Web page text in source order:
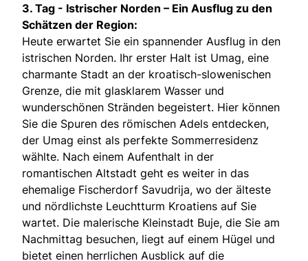
3. Tag - Istrischer Norden – Ein Ausflug zu den
Schätzen der Region:
Heute erwartet Sie ein spannender Ausflug in den
istrischen Norden. Ihr erster Halt ist Umag, eine
charmante Stadt an der kroatisch-slowenischen
Grenze, die mit glasklarem Wasser und
wunderschönen Stränden begeistert. Hier können
Sie die Spuren des römischen Adels entdecken,
der Umag einst als perfekte Sommerresidenz
wählte. Nach einem Aufenthalt in der
romantischen Altstadt geht es weiter in das
ehemalige Fischerdorf Savudrija, wo der älteste
und nördlichste Leuchtturm Kroatiens auf Sie
wartet. Die malerische Kleinstadt Buje, die Sie am
Nachmittag besuchen, liegt auf einem Hügel und
bietet einen herrlichen Ausblick auf die